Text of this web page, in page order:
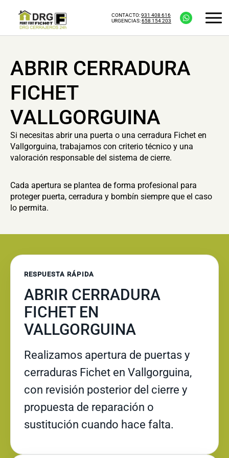
CONTACTO:931 408 616
URGENCIAS:658 154 203
ABRIR CERRADURA
FICHET
VALLGORGUINA
Si necesitas abrir una puerta o una cerradura Fichet en
Vallgorguina, trabajamos con criterio técnico y una
valoración responsable del sistema de cierre.
Cada apertura se plantea de forma profesional para
proteger puerta, cerradura y bombín siempre que el caso
lo permita.
RESPUESTA RÁPIDA
ABRIR CERRADURA
FICHET EN
VALLGORGUINA
Realizamos apertura de puertas y
cerraduras Fichet en Vallgorguina,
con revisión posterior del cierre y
propuesta de reparación o
sustitución cuando hace falta.